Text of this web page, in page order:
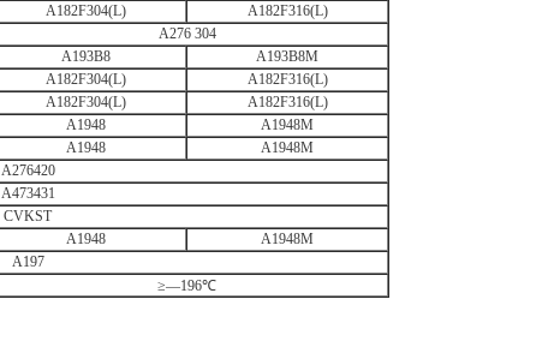
A182F304(L)
A182F316(L)
A276 304
A193B8
A193B8M
A182F304(L)
A182F316(L)
A182F304(L)
A182F316(L)
A1948
A1948M
A1948
A1948M
A276420
A473431
CVKST
A1948
A1948M
A197
≥—196℃